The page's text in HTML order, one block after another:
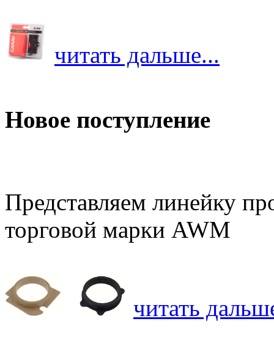
читать дальше...
Новое поступление
Представляем линейку
торговой марки AWM
читать